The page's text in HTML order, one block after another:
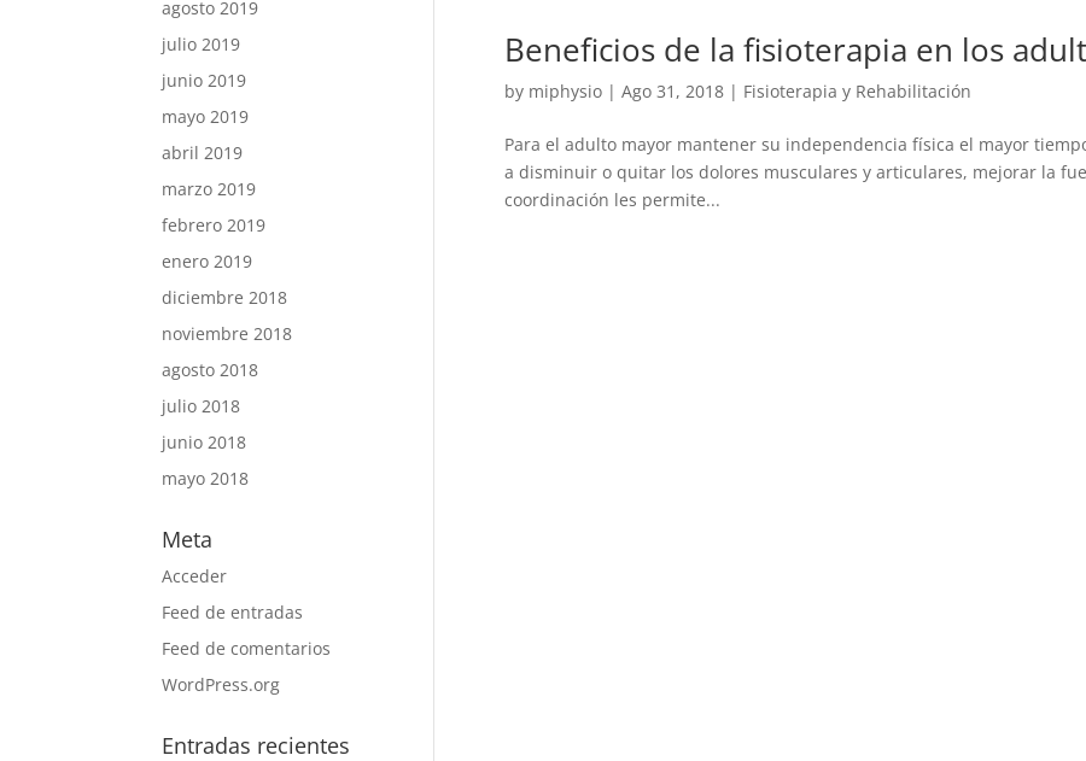
Beneficios de la fisioterapia en los
by miphysio| Ago 31, 2018| Fisioterapia y Rehabilitación
Para el adulto mayor mantener su independencia física el mayor
a disminuir o quitar los dolores musculares y articulares, mejorar la
coordinación les permite...
agosto 2019
julio 2019
junio 2019
mayo 2019
abril 2019
marzo 2019
febrero 2019
enero 2019
diciembre 2018
noviembre 2018
agosto 2018
julio 2018
junio 2018
mayo 2018
Meta
Acceder
Feed de entradas
Feed de comentarios
WordPress.org
Entradas recientes